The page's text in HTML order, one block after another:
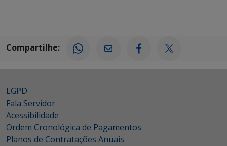
Compartilhe:
LGPD
Fala Servidor
Acessibilidade
Ordem Cronológica de Pagamentos
Planos de Contratações Anuais